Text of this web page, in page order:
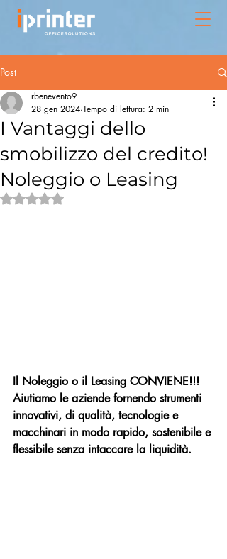
Post
I Vantaggi dello
smobilizzo del credito!
Noleggio o Leasing
rbenevento9
28 gen 2024 Tempo di lettura: 2 min
Valutazione NaN stelle su 5.
Il Noleggio o il Leasing CONVIENE!!!
Aiutiamo le aziende fornendo strumenti
innovativi, di qualità, tecnologie e
macchinari in modo rapido, sostenibile e
flessibile senza intaccare la liquidità.